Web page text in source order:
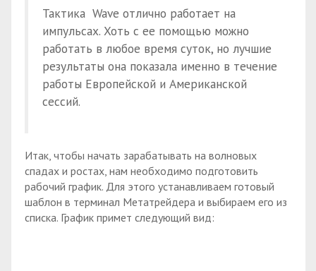
Тактика Wave отлично работает на
импульсах. Хоть с ее помощью можно
работать в любое время суток, но лучшие
результаты она показала именно в течение
работы Европейской и Американской
сессий.
Итак, чтобы начать зарабатывать на волновых
спадах и ростах, нам необходимо подготовить
рабочий график. Для этого устанавливаем готовый
шаблон в терминал Метатрейдера и выбираем его из
списка. График примет следующий вид: